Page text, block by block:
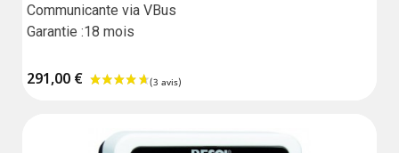
Communicante via VBus
Garantie :18 mois
291,00 €